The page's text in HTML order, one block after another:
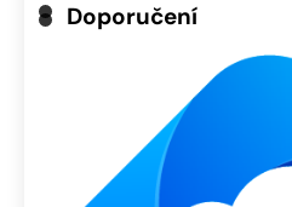
Doporučení